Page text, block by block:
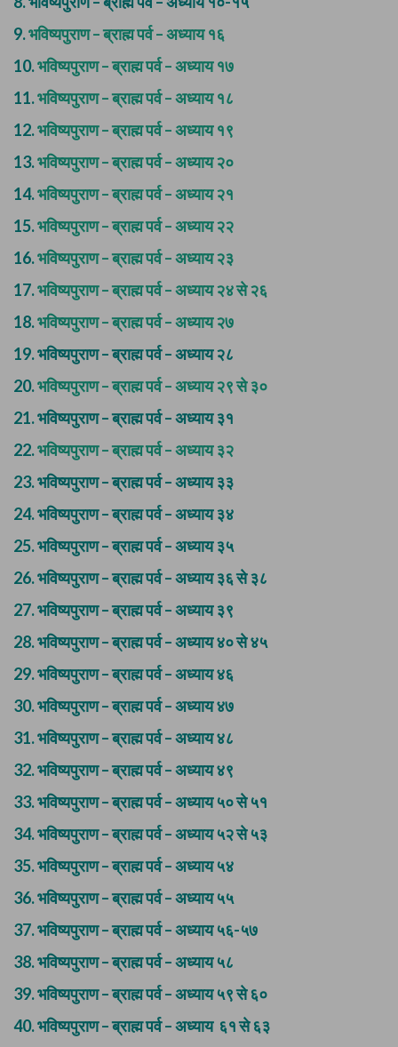
9.भविष्यपुराण – ब्राह्म पर्व – अध्याय १६
10.भविष्यपुराण – ब्राह्म पर्व – अध्याय १७
11.भविष्यपुराण – ब्राह्म पर्व – अध्याय १८
12.भविष्यपुराण – ब्राह्म पर्व – अध्याय १९
13.भविष्यपुराण – ब्राह्म पर्व – अध्याय २०
14.भविष्यपुराण – ब्राह्म पर्व – अध्याय २१
15.भविष्यपुराण – ब्राह्म पर्व – अध्याय २२
16.भविष्यपुराण – ब्राह्म पर्व – अध्याय २३
17.भविष्यपुराण – ब्राह्म पर्व – अध्याय २४ से २६
18.भविष्यपुराण – ब्राह्म पर्व – अध्याय २७
19.भविष्यपुराण – ब्राह्म पर्व – अध्याय २८
20.भविष्यपुराण – ब्राह्म पर्व – अध्याय २९ से ३०
21.भविष्यपुराण – ब्राह्म पर्व – अध्याय ३१
22.भविष्यपुराण – ब्राह्म पर्व – अध्याय ३२
23.भविष्यपुराण – ब्राह्म पर्व – अध्याय ३३
24.भविष्यपुराण – ब्राह्म पर्व – अध्याय ३४
25.भविष्यपुराण – ब्राह्म पर्व – अध्याय ३५
26.भविष्यपुराण – ब्राह्म पर्व – अध्याय ३६ से ३८
27.भविष्यपुराण – ब्राह्म पर्व – अध्याय ३९
28.भविष्यपुराण – ब्राह्म पर्व – अध्याय ४० से ४५
29.भविष्यपुराण – ब्राह्म पर्व – अध्याय ४६
30.भविष्यपुराण – ब्राह्म पर्व – अध्याय ४७
31.भविष्यपुराण – ब्राह्म पर्व – अध्याय ४८
32.भविष्यपुराण – ब्राह्म पर्व – अध्याय ४९
33.भविष्यपुराण – ब्राह्म पर्व – अध्याय ५० से ५१
34.भविष्यपुराण – ब्राह्म पर्व – अध्याय ५२ से ५३
35.भविष्यपुराण – ब्राह्म पर्व – अध्याय ५४
36.भविष्यपुराण – ब्राह्म पर्व – अध्याय ५५
37.भविष्यपुराण – ब्राह्म पर्व – अध्याय ५६-५७
38.भविष्यपुराण – ब्राह्म पर्व – अध्याय ५८
39.भविष्यपुराण – ब्राह्म पर्व – अध्याय ५९ से ६०
40.भविष्यपुराण – ब्राह्म पर्व – अध्याय ६१ से ६३